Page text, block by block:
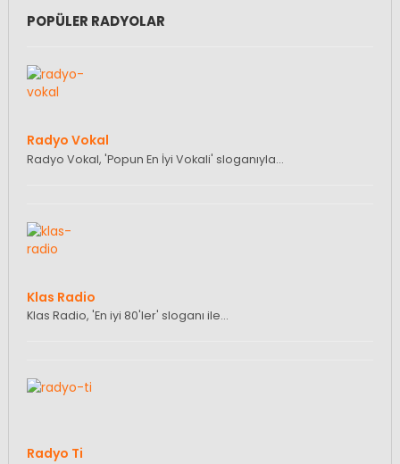
POPÜLER RADYOLAR
Radyo Vokal
Radyo Vokal, 'Popun En İyi Vokali' sloganıyla…
Klas Radio
Klas Radio, 'En iyi 80'ler' sloganı ile…
Radyo Ti